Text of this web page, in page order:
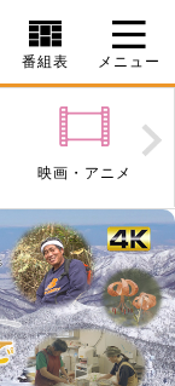
番組表 メニュー
エンタメ・音楽